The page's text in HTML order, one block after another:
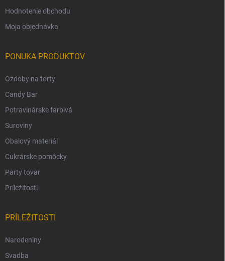
Hodnotenie obchodu
Moja objednávka
PONUKA PRODUKTOV
Ozdoby na torty
Candy Bar
Potravinárske farbivá
Suroviny
Obalový materiál
Cukrárske pomôcky
Party tovar
Príležitosti
PRÍLEŽITOSTI
Narodeniny
Svadba